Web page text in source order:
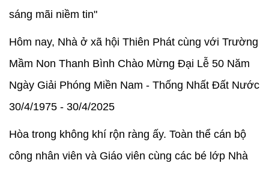
sáng mãi niềm tin"
Hôm nay, Nhà ở xã hội Thiên Phát cùng với Trường
Mầm Non Thanh Bình Chào Mừng Đại Lễ 50 Năm
Ngày Giải Phóng Miền Nam - Thống Nhất Đất Nước
30/4/1975 - 30/4/2025
Hòa trong không khí rộn ràng ấy. Toàn thể cán bộ
công nhân viên và Giáo viên cùng các bé lớp Nhà